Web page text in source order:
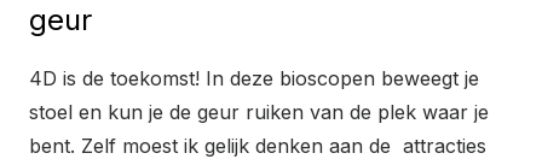
geur
4D is de toekomst! In deze bioscopen beweegt je
stoel en kun je de geur ruiken van de plek waar je
bent. Zelf moest ik gelijk denken aan de attracties